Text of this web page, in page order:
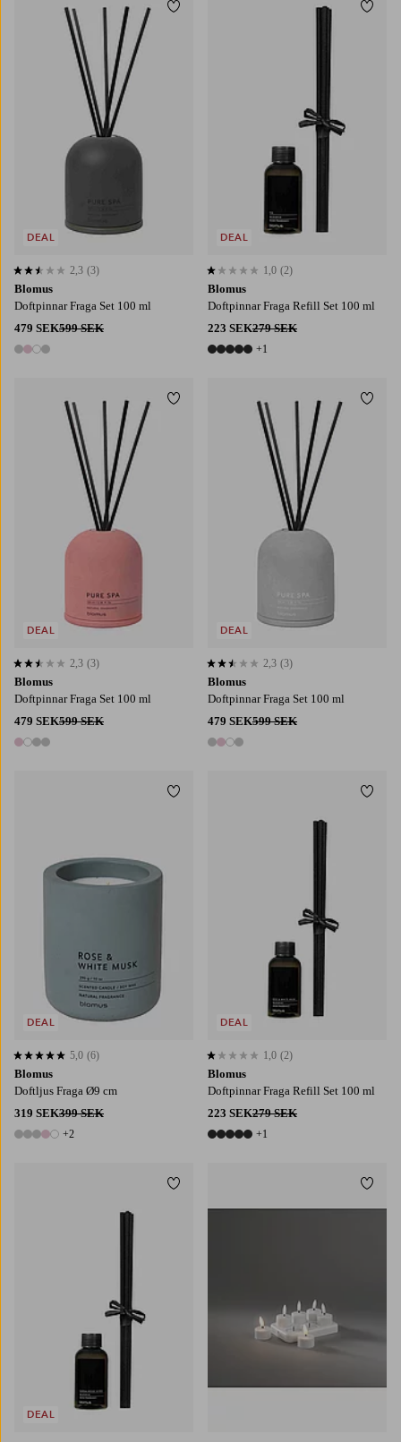
Blomus
Doftpinnar Fraga Set 100 ml
479 SEK599 SEK
4 färger
2,3 baserat på 3 st betyg
2,3 (3)
DEAL
Lägg till i favoriter
Blomus
Doftpinnar Fraga Refill Set 100 ml
223 SEK279 SEK
6 färger
+1
1,0 baserat på 2 st betyg
1,0 (2)
DEAL
Blomus
Doftpinnar Fraga Set 100 ml
479 SEK599 SEK
4 färger
2,3 baserat på 3 st betyg
2,3 (3)
DEAL
Lägg till i favoriter
Blomus
Doftpinnar Fraga Set 100 ml
479 SEK599 SEK
4 färger
2,3 baserat på 3 st betyg
2,3 (3)
DEAL
Blomus
Doftljus Fraga Ø9 cm
319 SEK399 SEK
7 färger
+2
5,0 baserat på 6 st betyg
5,0 (6)
DEAL
Lägg till i favoriter
Blomus
Doftpinnar Fraga Refill Set 100 ml
223 SEK279 SEK
6 färger
+1
1,0 baserat på 2 st betyg
1,0 (2)
DEAL
DEAL
Lägg till i favoriter